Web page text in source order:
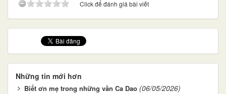
Click để đánh giá bài viết
Những tin mới hơn
Biết ơn mẹ trong những vần Ca Dao (06/05/2026)